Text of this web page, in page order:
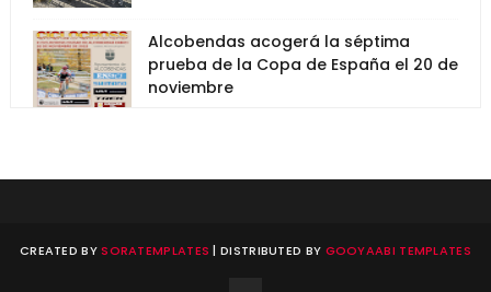
Alcobendas acogerá la séptima
prueba de la Copa de España el 20 de
noviembre
CREATED BYSORATEMPLATES | DISTRIBUTED BY GOOYAABI TEMPLATES